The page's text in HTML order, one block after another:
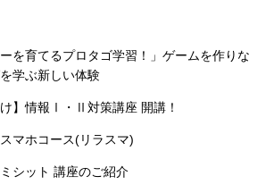
を育てるプロタゴ学習！」ゲームを作りな
学ぶ新しい体験
け】情報Ⅰ・Ⅱ対策講座 開講！
マホコース(リラスマ)
シット 講座のご紹介